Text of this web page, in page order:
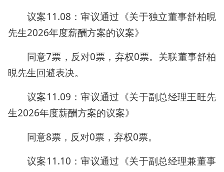
议案11.08：审议通过《关于独立董事舒柏晛
先生2026年度薪酬方案的议案》
同意7票，反对0票，弃权0票。关联董事舒柏
晛先生回避表决。
议案11.09：审议通过《关于副总经理王旺先
生2026年度薪酬方案的议案》
同意8票，反对0票，弃权0票。
议案11.10：审议通过《关于副总经理兼董事